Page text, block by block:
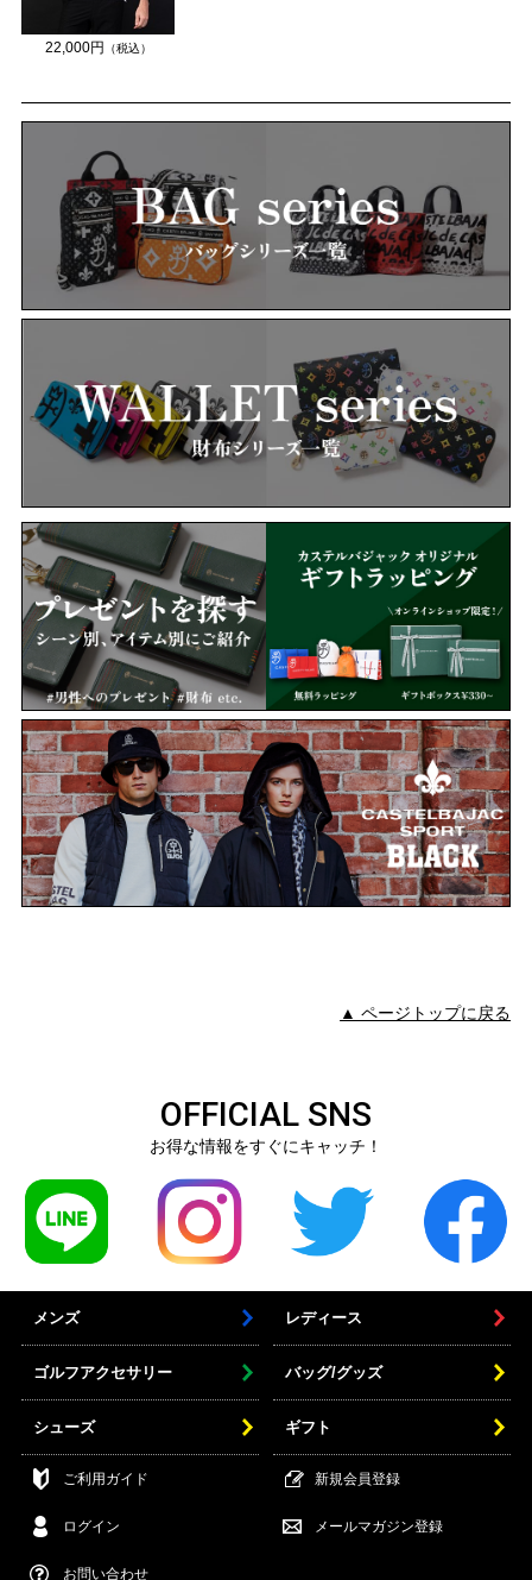
22,000円 （税込）
▲ ページトップに戻る
OFFICIAL SNS
お得な情報をすぐにキャッチ！
メンズ レディース
ゴルフアクセサリー バッグ/グッズ
シューズ ギフト
ご利用ガイド 新規会員登録
ログイン メールマガジン登録
お問い合わせ